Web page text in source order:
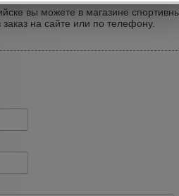
вы можете в магазине
на сайте или по телефону.